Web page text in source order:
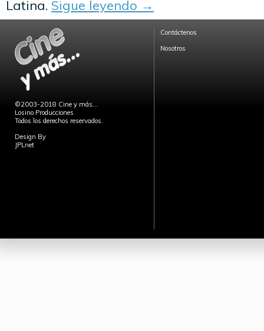
Latina. Sigue leyendo →
©2003-2018 Cine y más...
Losino Producciones
Todos los derechos reservados.
Design By
JPLnet
Contáctenos
Nosotros